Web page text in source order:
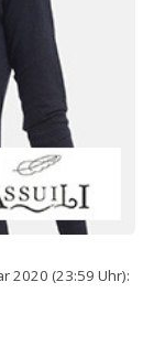
2020 (23:59 Uhr):